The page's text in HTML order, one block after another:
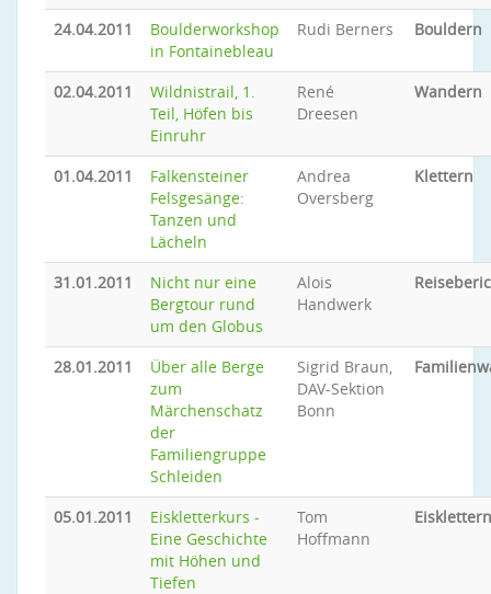
24.04.2011
Boulderworkshop
in Fontainebleau
Rudi Berners Bouldern
02.04.2011
Wildnistrail, 1.
Teil, Höfen bis
Einruhr
René
Dreesen
Wandern
01.04.2011
Falkensteiner
Felsgesänge:
Tanzen und
Lächeln
Andrea
Oversberg
Klettern
31.01.2011
Nicht nur eine
Bergtour rund
um den Globus
Alois
Handwerk
28.01.2011
Über alle Berge
zum
Märchenschatz
der
Familiengruppe
Schleiden
Sigrid Braun,
DAV-Sektion
Bonn
05.01.2011
Eiskletterkurs -
Eine Geschichte
mit Höhen und
Tiefen
Tom
Hoffmann
Eisklettern